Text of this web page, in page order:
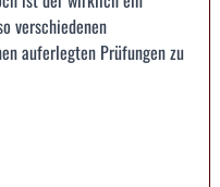
verschiedenen
auferlegten Prüfungen zu